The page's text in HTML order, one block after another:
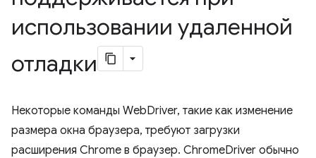
использовании удаленной
отладки
Некоторые команды WebDriver, такие как изменение
размера окна браузера, требуют загрузки
расширения Chrome в браузер. ChromeDriver обычно